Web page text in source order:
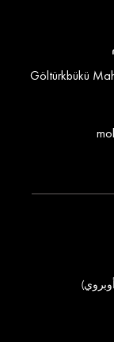
Göltürkbükü